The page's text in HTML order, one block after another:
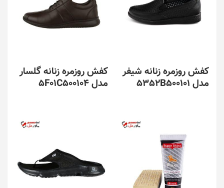
کفش روزمره زنانه شیفر
مدل 5352B500101
کفش روزمره زنانه گلسار
مدل 5F01C500104